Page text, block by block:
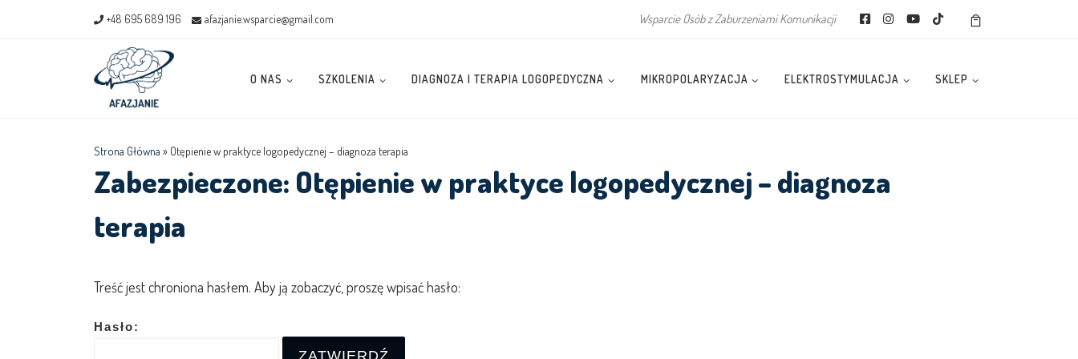
Skip to content +48 695 689 196 afazjanie.wsparcie@gmail.com Wsparcie Osób z Zaburzeniami Komunikacji
O NAS SZKOLENIA DIAGNOZA I TERAPIA LOGOPEDYCZNA MIKROPOLARYZACJA ELEKTROSTYMULACJA SKLEP
Strona Główna » Otępienie w praktyce logopedycznej – diagnoza terapia
Zabezpieczone: Otępienie w praktyce logopedycznej – diagnoza
terapia
Treść jest chroniona hasłem. Aby ją zobaczyć, proszę wpisać hasło:
Hasło: